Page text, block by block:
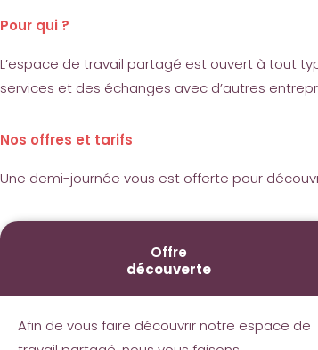
Pour qui ?
L’espace de travail partagé est ouvert à tout
services et des échanges avec d’autres
Nos offres et tarifs
Une demi-journée vous est offerte pour
Offre
découverte
Afin de vous faire découvrir notre espace de